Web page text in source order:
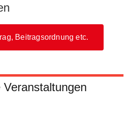
Beitragsordnung etc.